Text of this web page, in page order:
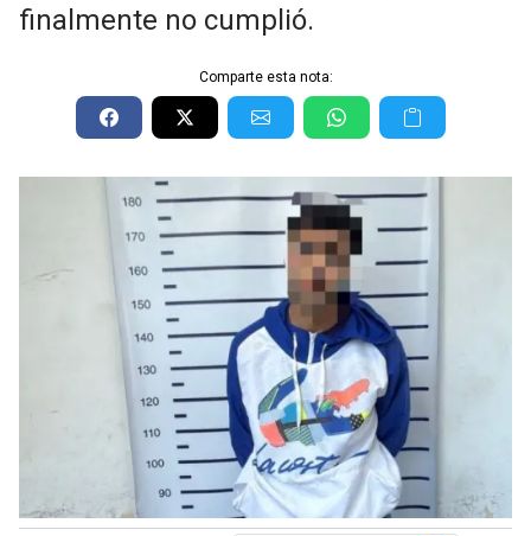
finalmente no cumplió.
Comparte esta nota: